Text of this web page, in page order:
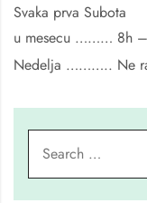
Svaka prva Subota
u mesecu ……… 8h
Nedelja ……….. Ne